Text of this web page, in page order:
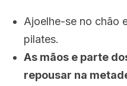
Ajoelhe-se no chão
pilates.
As mãos e parte
repousar na